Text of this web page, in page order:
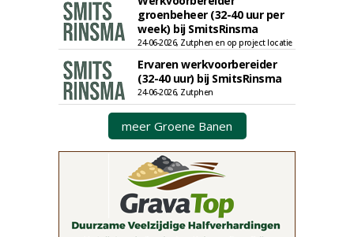
groenbeheer (32-40 uur per
week) bij SmitsRinsma
24-06-2026, Zutphen en op project locatie
Ervaren werkvoorbereider
(32-40 uur) bij SmitsRinsma
24-06-2026, Zutphen
meer Groene Banen